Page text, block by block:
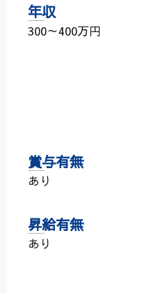
年収
300～400万円
賞与有無
あり
昇給有無
あり